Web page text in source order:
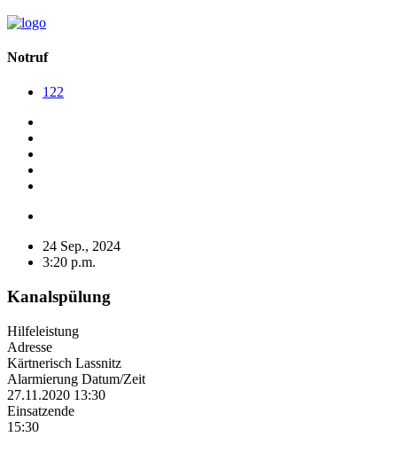
Notruf
122
24 Sep., 2024
3:20 p.m.
Kanalspülung
Hilfeleistung
Adresse
Kärtnerisch Lassnitz
Alarmierung Datum/Zeit
27.11.2020 13:30
Einsatzende
15:30